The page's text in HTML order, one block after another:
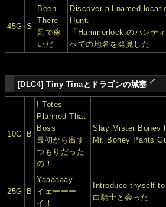
45G S
Been
There
足で稼
いだ
Discover all named
Hunt.
「Hammerlock のハンテ
べての地名を発見した
[DLC4] Tiny Tinaとドラゴンの城塞
10G B
I Totes
Planned That
Boss
最初から出す
つもりだった
の！
Slay Mister Boney
Mr. Boney Pants
25G B
Yaaaaaay
イェーーー
イ！
Introduce thyself
白騎士と会った